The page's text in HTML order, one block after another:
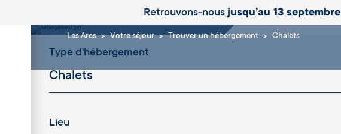
Retrouvons-nousjusqu’au 13 septembre
Les Arcs Votre séjour Trouver un hébergement Chalets
Type d'hébergement
Lieu